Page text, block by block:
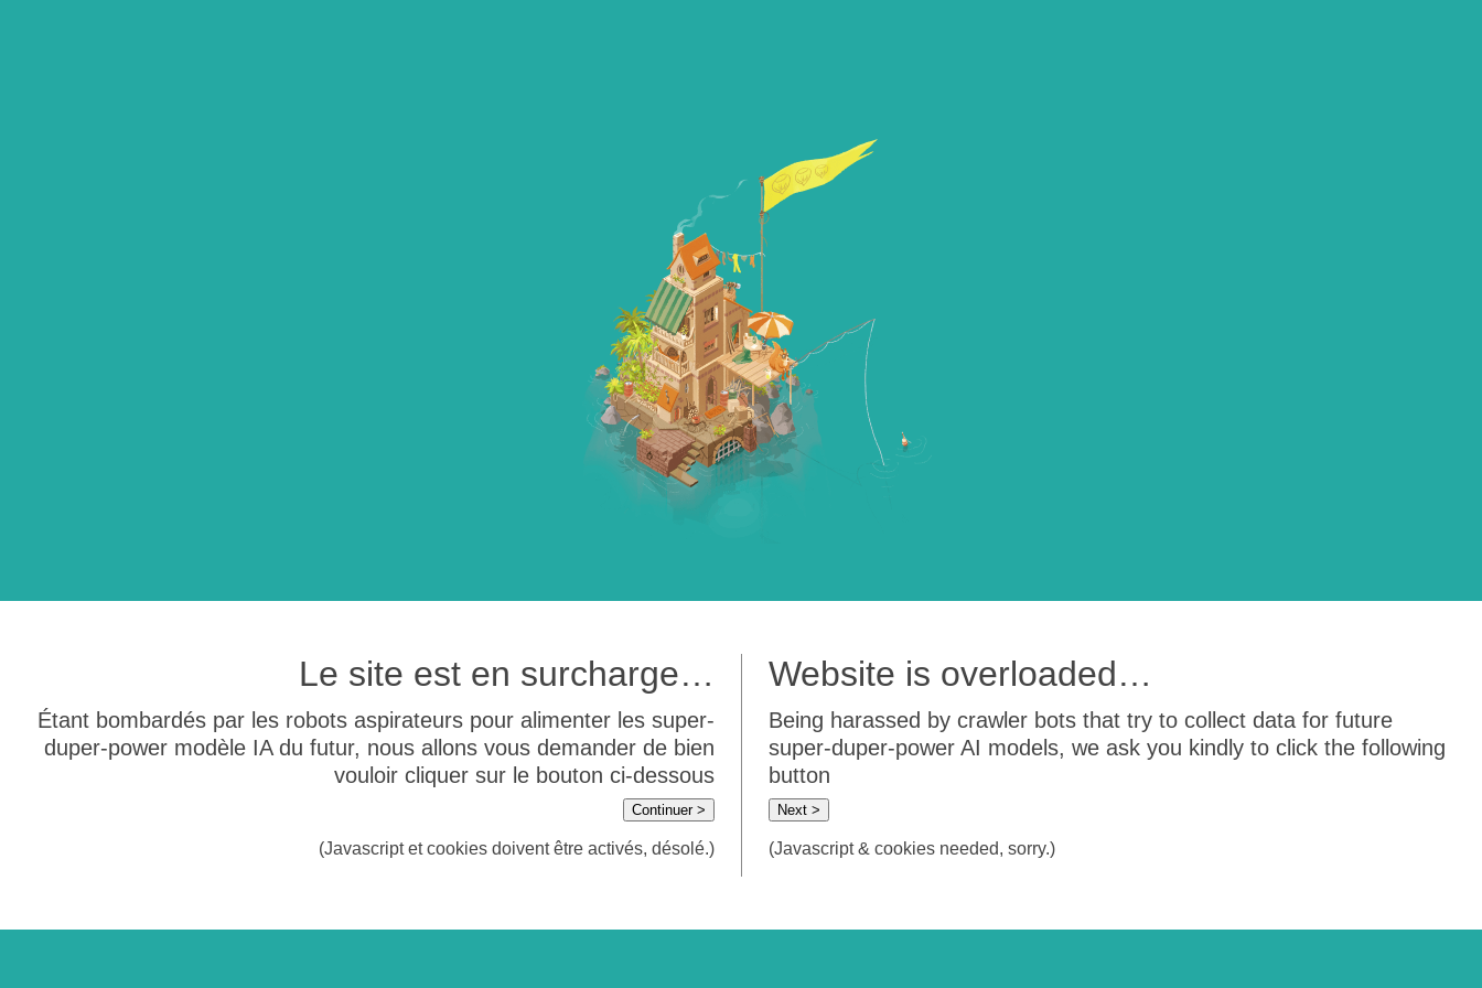
Le site est en surcharge…
Étant bombardés par les robots aspirateurs pour alimenter les super-
duper-power modèle IA du futur, nous allons vous demander de bien
vouloir cliquer sur le bouton ci-dessous
Continuer >
(Javascript et cookies doivent être activés, désolé.)
Website is overloaded…
Being harassed by crawler bots that try to collect data for future
super-duper-power AI models, we ask you kindly to click the following
button
Next >
(Javascript & cookies needed, sorry.)